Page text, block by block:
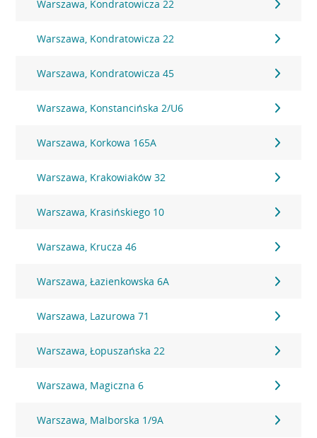
Warszawa, Kondratowicza 22
Warszawa, Kondratowicza 22
Warszawa, Kondratowicza 45
Warszawa, Konstancińska 2/U6
Warszawa, Korkowa 165A
Warszawa, Krakowiaków 32
Warszawa, Krasińskiego 10
Warszawa, Krucza 46
Warszawa, Łazienkowska 6A
Warszawa, Lazurowa 71
Warszawa, Łopuszańska 22
Warszawa, Magiczna 6
Warszawa, Malborska 1/9A